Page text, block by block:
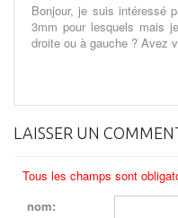
Bonjour, je suis intéressé
3mm pour lesquels mais
droite ou à gauche ? Avez
LAISSER UN
Tous les champs sont
nom: